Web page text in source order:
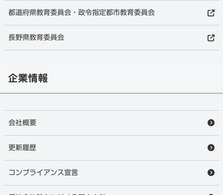
都道府県教育委員会・政令指定都市教育委員会
長野県教育委員会
企業情報
会社概要
更新履歴
コンプライアンス宣言